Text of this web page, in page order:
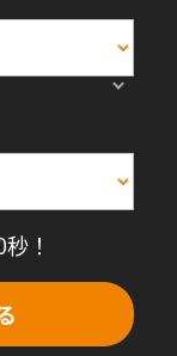
！